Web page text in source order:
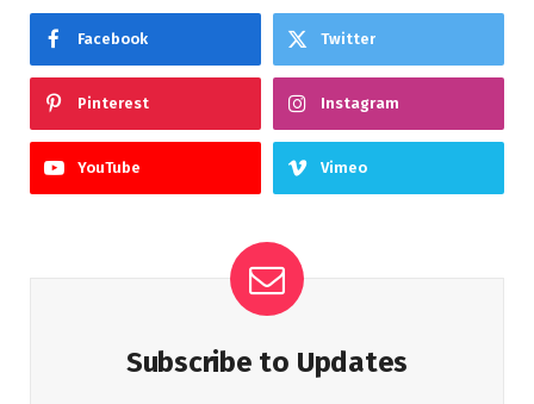
Facebook Twitter
Pinterest Instagram
YouTube Vimeo
Subscribe to Updates